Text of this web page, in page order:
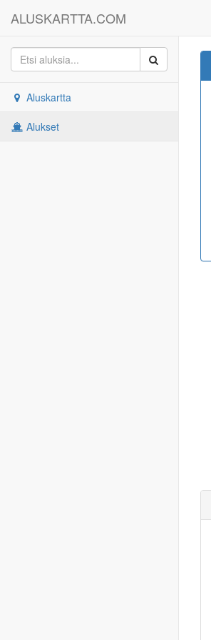
ALUSKARTTA.COM
Aluskartta
Alukset